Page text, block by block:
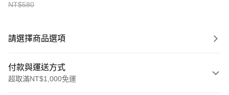
NT$580
請選擇商品選項
付款與運送方式
超取滿NT$1,000免運